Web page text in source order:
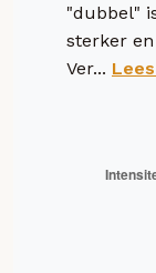
"dubbel"
sterker
Ver...